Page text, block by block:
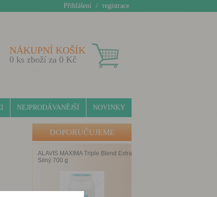
Přihlášení / registrace
NÁKUPNÍ KOŠÍK
0 ks zboží za 0 Kč
NEJPRODÁVANĚJŠÍ NOVINKY
DOPORUČUJEME
ALAVIS MAXIMA Triple Blend Extra
Silný 700 g